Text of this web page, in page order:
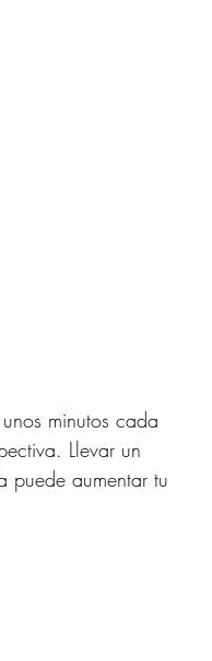
minutos cada
Llevar un
puede aumentar tu